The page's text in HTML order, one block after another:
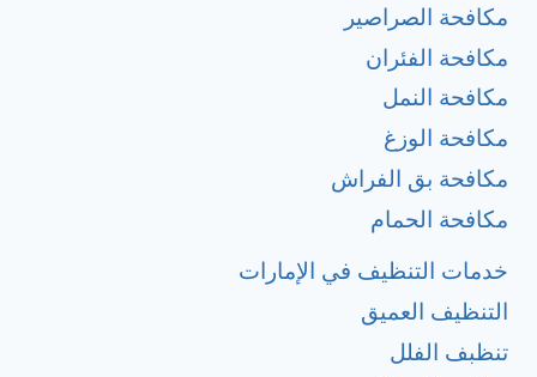
مكافحة الصراصير
مكافحة الفئران
مكافحة النمل
مكافحة الوزغ
مكافحة بق الفراش
مكافحة الحمام
خدمات التنظيف في الإمارات
التنظيف العميق
تنظبف الفلل